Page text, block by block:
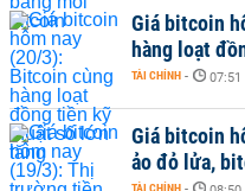
Giá bitcoin
hàng loạt
TÀI CHÍNH -
Giá bitcoin
ảo đỏ lửa,
TÀI CHÍNH